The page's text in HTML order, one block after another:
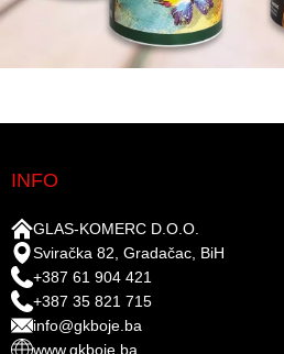
INFO
GLAS-KOMERC D.O.O.
Sviračka 82, Gradačac, BiH
+387 61 904 421
+387 35 821 715
info@gkboje.ba
www.gkboje.ba